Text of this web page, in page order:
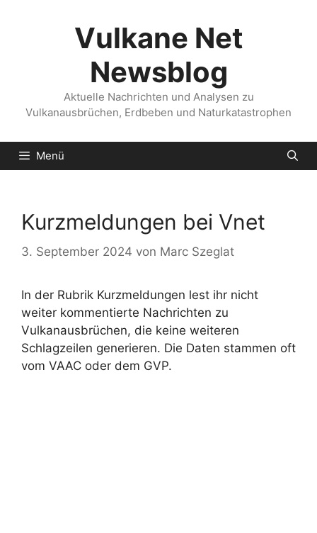
Vulkane Net
Newsblog
Aktuelle Nachrichten und Analysen zu
Vulkanausbrüchen, Erdbeben und Naturkatastrophen
Menü
Kurzmeldungen bei Vnet
3. September 2024 von Marc Szeglat
In der Rubrik Kurzmeldungen lest ihr nicht
weiter kommentierte Nachrichten zu
Vulkanausbrüchen, die keine weiteren
Schlagzeilen generieren. Die Daten stammen oft
vom VAAC oder dem GVP.